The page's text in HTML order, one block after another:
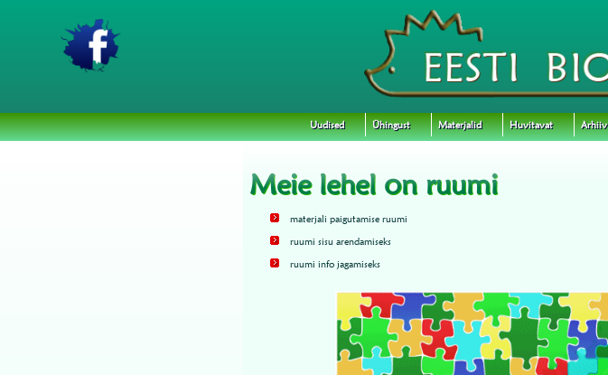
Meie lehel on ruumi
materjali paigutamise ruumi
ruumi sisu arendamiseks
ruumi info jagamiseks
Uudised Ühingust Materjalid Huvitavat Arhiiv